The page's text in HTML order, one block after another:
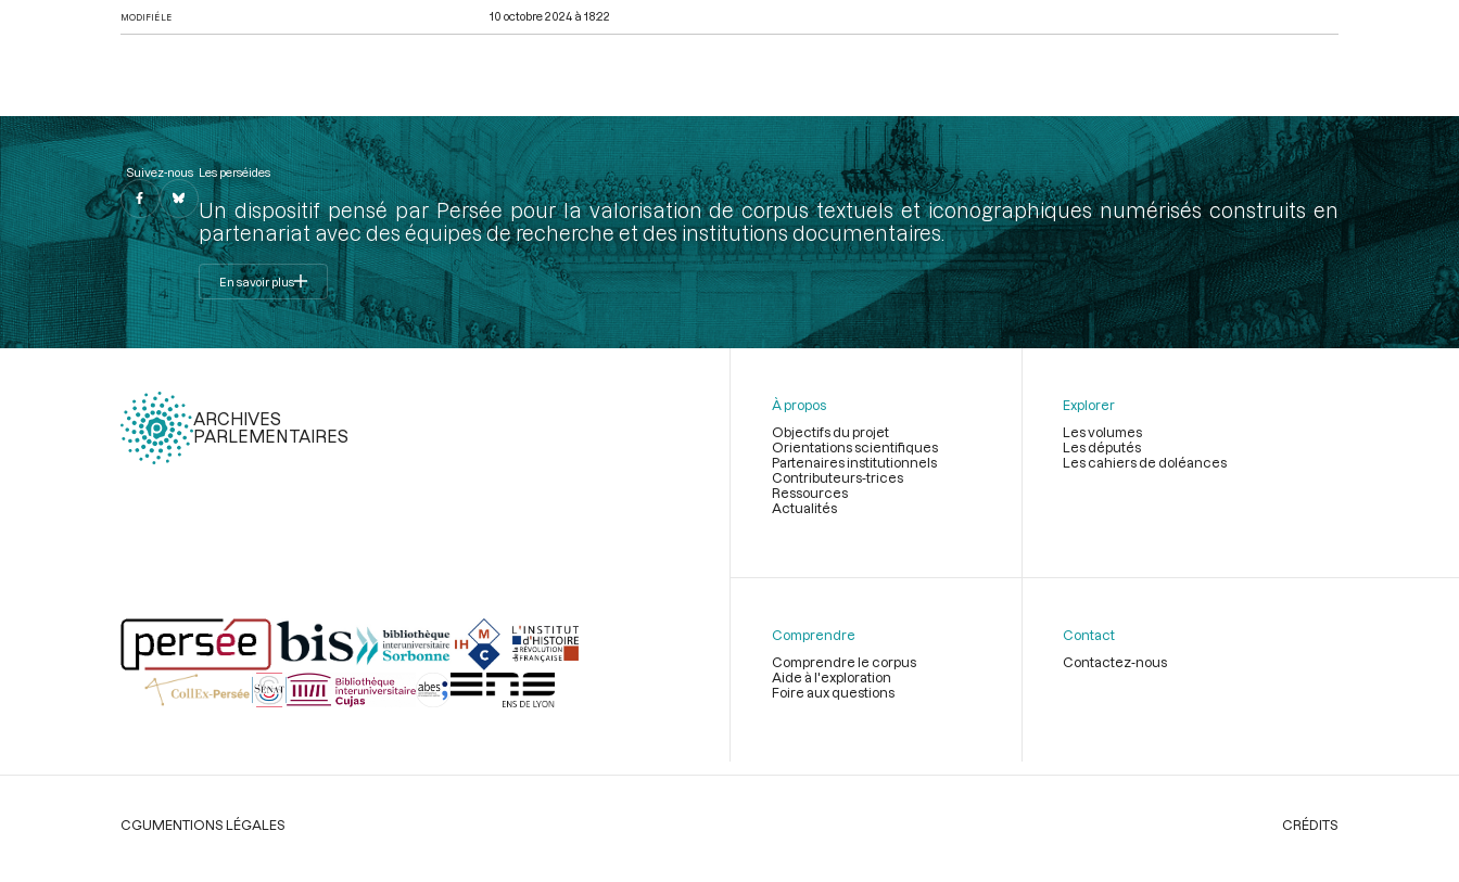
MODIFIÉ LE 10 octobre 2024 à 18:22
Suivez-nous Les perséides
Un dispositif pensé par Persée pour la valorisation de corpus textuels et iconographiques numérisés construits en
partenariat avec des équipes de recherche et des institutions documentaires.
En savoir plus
ARCHIVES
PARLEMENTAIRES
page
À propos
Objectifs du projet
Orientations scientifiques
Partenaires institutionnels
Contributeurs-trices
Ressources
Actualités
Explorer
Les volumes
Les députés
Les cahiers de doléances
Comprendre
Comprendre le corpus
Aide à l'exploration
Foire aux questions
Contact
Contactez-nous
Légal
CGUMENTIONS LÉGALES CRÉDITS